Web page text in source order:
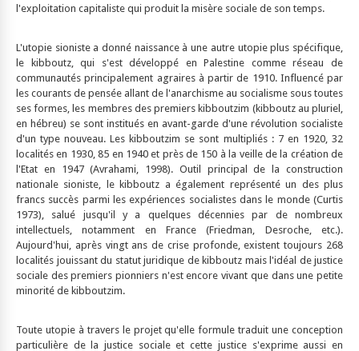
l'exploitation capitaliste qui produit la misère sociale de son temps.
L'utopie sioniste a donné naissance à une autre utopie plus spécifique,
le kibboutz, qui s'est développé en Palestine comme réseau de
communautés principalement agraires à partir de 1910. Influencé par
les courants de pensée allant de l'anarchisme au socialisme sous toutes
ses formes, les membres des premiers kibboutzim (kibboutz au pluriel,
en hébreu) se sont institués en avant-garde d'une révolution socialiste
d'un type nouveau. Les kibboutzim se sont multipliés : 7 en 1920, 32
localités en 1930, 85 en 1940 et près de 150 à la veille de la création de
l'Etat en 1947 (Avrahami, 1998). Outil principal de la construction
nationale sioniste, le kibboutz a également représenté un des plus
francs succès parmi les expériences socialistes dans le monde (Curtis
1973), salué jusqu'il y a quelques décennies par de nombreux
intellectuels, notamment en France (Friedman, Desroche, etc.).
Aujourd'hui, après vingt ans de crise profonde, existent toujours 268
localités jouissant du statut juridique de kibboutz mais l'idéal de justice
sociale des premiers pionniers n'est encore vivant que dans une petite
minorité de kibboutzim.
Toute utopie à travers le projet qu'elle formule traduit une conception
particulière de la justice sociale et cette justice s'exprime aussi en